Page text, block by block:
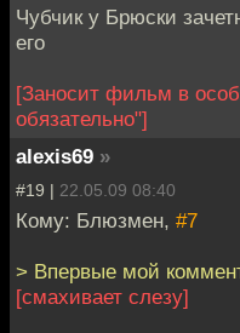
Чубчик у Брюски
его
[Заносит фильм в
обязательно"]
alexis69 »
#19 | 22.05.09 08:40
Кому: Блюзмен, #7
> Впервые мой
[смахивает слезу]